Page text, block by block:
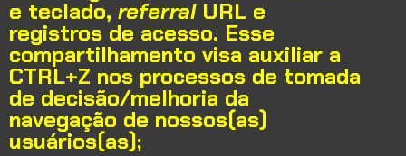
e teclado, referral URL e
registros de acesso. Esse
compartilhamento visa auxiliar a
CTRL+Z nos processos de tomada
de decisão/melhoria da
navegação de nossos(as)
usuários(as);